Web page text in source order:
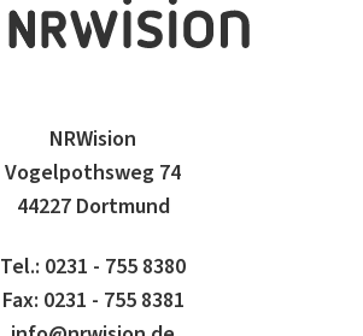
NRWision
Vogelpothsweg 74
44227 Dortmund
Tel.: 0231 - 755 8380
Fax: 0231 - 755 8381